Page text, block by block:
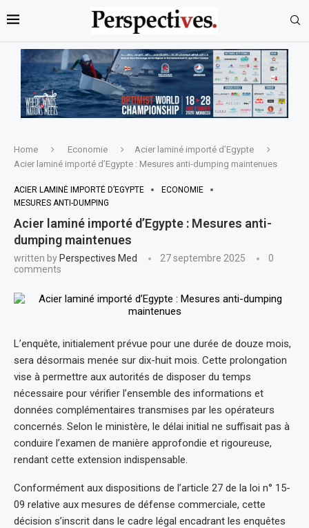
Home Economie
Acier laminé importé d’Egypte
Acier laminé importé d’Egypte : Mesures anti-dumping maintenues
ACIER LAMINÉ IMPORTÉ D’EGYPTE
ECONOMIE
MESURES ANTI-DUMPING
Acier laminé importé d’Egypte : Mesures anti-
dumping maintenues
written by Perspectives Med 27 septembre 2025
0
comments
L’enquête, initialement prévue pour une durée de douze mois,
sera désormais menée sur dix-huit mois. Cette prolongation
vise à permettre aux autorités de disposer du temps
nécessaire pour vérifier l’ensemble des informations et
données complémentaires transmises par les opérateurs
concernés. Selon le ministère, le délai initial ne suffisait pas à
conduire l’examen de manière approfondie et rigoureuse,
rendant cette extension indispensable.
Conformément aux dispositions de l’article 27 de la loi n° 15-
09 relative aux mesures de défense commerciale, cette
décision s’inscrit dans le cadre légal encadrant les enquêtes